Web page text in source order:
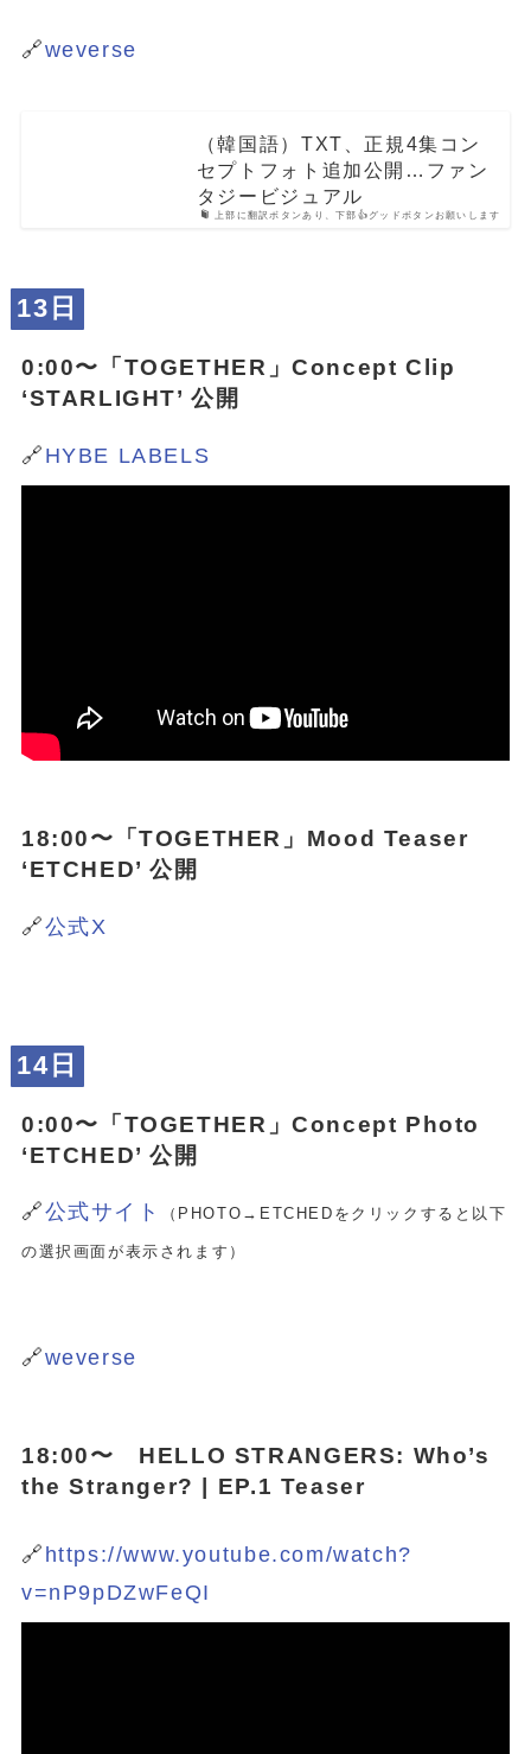
🔗weverse
上部に翻訳ボタンあり、下部👍グッドボタンお願いします
（韓国語）TXT、正規4集コン
セプトフォト追加公開…ファン
タジービジュアル
13日
0:00〜「 TOGETHER 」Concept Clip
‘STARLIGHT’ 公開
🔗 HYBE LABELS
18:00〜「TOGETHER 」Mood Teaser
‘ETCHED’ 公開
🔗公式X
14日
0:00〜「TOGETHER 」Concept Photo
‘ETCHED’ 公開
🔗公式サイト （PHOTO→ETCHEDをクリックすると以下
の選択画面が表示されます）
🔗weverse
18:00〜 HELLO STRANGERS: Who’s
the Stranger? | EP.1 Teaser
🔗 https://www.youtube.com/watch?
v=nP9pDZwFeQI